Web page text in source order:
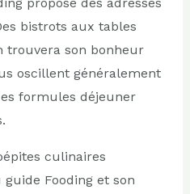
bistrots aux tables
trouvera son bonheur
oscillent généralement
formules déjeuner
culinaires
Fooding et son